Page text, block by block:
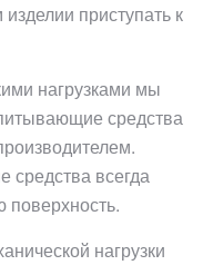
приступать к
нагрузками мы
средства
всегда
поверхность.
нагрузки